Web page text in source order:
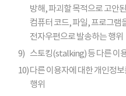
방해, 파괴할 목적으로 고안
컴퓨터 코드, 파일, 프로그램
전자우편으로 발송하는 행위
9) 스토킹(stalking) 등 다른 이
10)다른 이용자에 대한 개인정
행위